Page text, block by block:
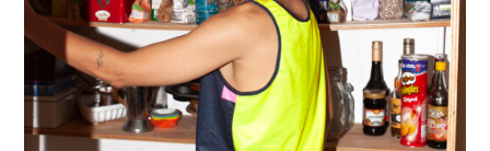
Locations
Programm